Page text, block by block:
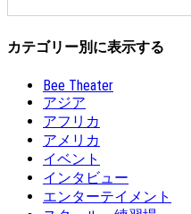
カテゴリー別に表示する
Bee Theater
アジア
アフリカ
アメリカ
イベント
インタビュー
エンターテイメント